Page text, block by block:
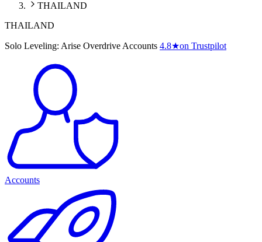
THAILAND
THAILAND
Solo Leveling: Arise Overdrive Accounts 4.8★on Trustpilot
Accounts